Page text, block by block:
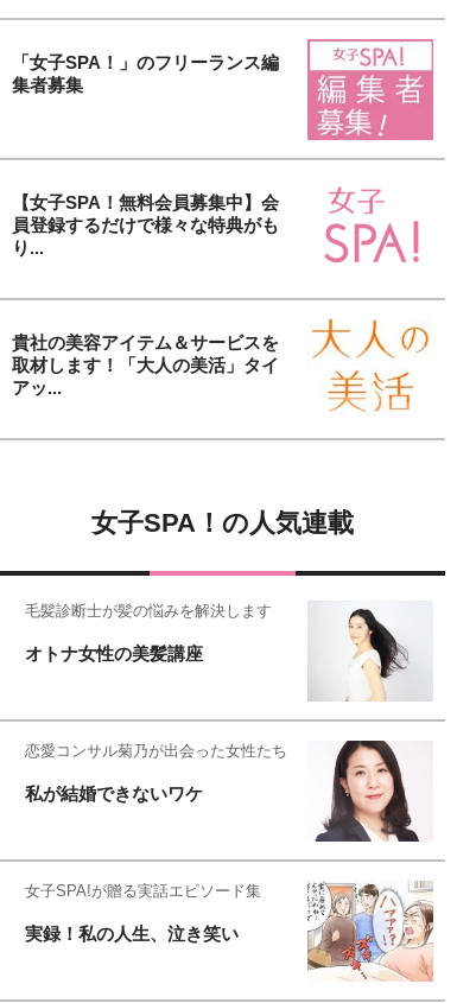
「女子SPA！」のフリーランス編
集者募集
【女子SPA！無料会員募集中】会
員登録するだけで様々な特典がも
り...
貴社の美容アイテム＆サービスを
取材します！「大人の美活」タイ
アッ...
女子SPA！の人気連載
毛髪診断士が髪の悩みを解決します
オトナ女性の美髪講座
恋愛コンサル菊乃が出会った女性たち
私が結婚できないワケ
女子SPA!が贈る実話エピソード集
実録！私の人生、泣き笑い